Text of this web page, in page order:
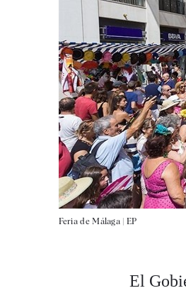
Feria de Málaga | EP
El